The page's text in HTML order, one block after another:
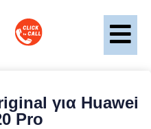
για Huawei
Pro